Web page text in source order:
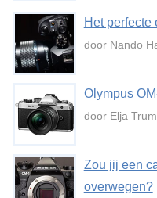
Het perfecte
door Nando
Olympus
door Elja Trum
Zou jij een
overwegen?